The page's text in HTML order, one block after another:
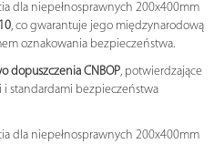
dla niepełnosprawnych 200x400mm
, co gwarantuje jego międzynarodową
oznakowania bezpieczeństwa.
dopuszczenia CNBOP, potwierdzające
standardami bezpieczeństwa
dla niepełnosprawnych 200x400mm